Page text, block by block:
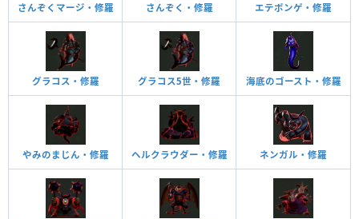
さんぞくマージ・修羅 さんぞく・修羅 エテポンゲ・修羅
グラコス・修羅 グラコス5世・修羅 海底のゴースト・修羅
やみのまじん・修羅 ヘルクラウダー・修羅 ネンガル・修羅